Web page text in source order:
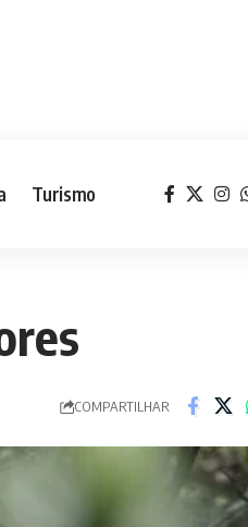
Turismo
COMPARTILHAR